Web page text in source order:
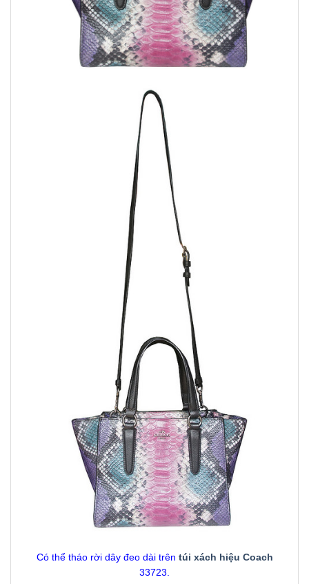
Có thể tháo rời dây đeo dài trên túi xách hiệu Coach
33723.